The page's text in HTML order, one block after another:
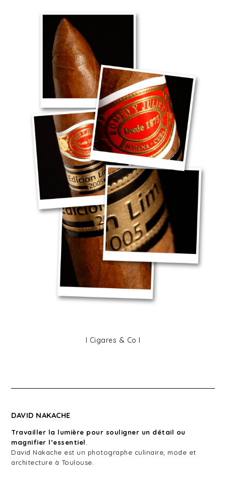
I Cigares & Co I
DAVID NAKACHE
Travailler la lumière pour souligner un détail ou
magnifier l’essentiel
David Nakache est un photographe culinaire, mode et
architecture à Toulouse.